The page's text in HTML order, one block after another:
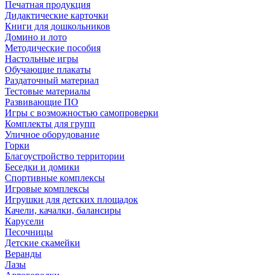
Печатная продукция
Дидактические карточки
Книги для дошкольников
Домино и лото
Методические пособия
Настольные игры
Обучающие плакаты
Раздаточный материал
Тестовые материалы
Развивающие ПО
Игры с возможностью самопроверки
Комплекты для групп
Уличное оборудование
Горки
Благоустройство территории
Беседки и домики
Спортивные комплексы
Игровые комплексы
Игрушки для детских площадок
Качели, качалки, балансиры
Карусели
Песочницы
Детские скамейки
Веранды
Лазы